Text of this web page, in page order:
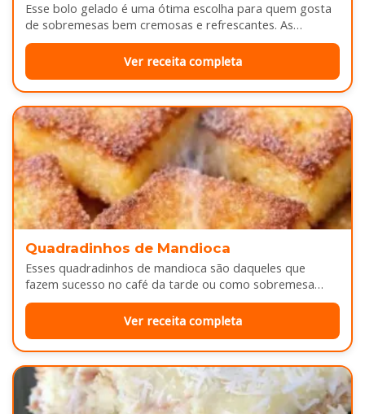
Esse bolo gelado é uma ótima escolha para quem gosta
de sobremesas bem cremosas e refrescantes. As
camadas de massa…
Ver receita completa
Quadradinhos de Mandioca
Esses quadradinhos de mandioca são daqueles que
fazem sucesso no café da tarde ou como sobremesa
depois do almoço. Por…
Ver receita completa